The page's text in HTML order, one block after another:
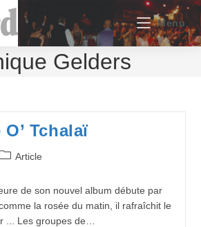
Menu
Gelders
Tchalaï
PostArticle
de son nouvel album débute par
la rosée du matin, il rafraîchit le
... Les groupes de…